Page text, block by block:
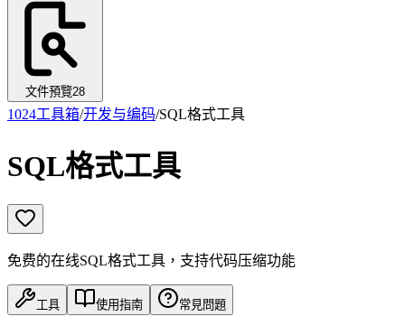
文件預覽28
1024工具箱/开发与编码/SQL格式工具
SQL格式工具
免费的在线SQL格式工具，支持代码压缩功能
工具 使用指南 常見問題